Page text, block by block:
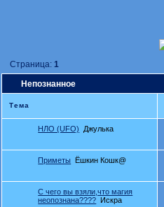
Непознанное
Страница: 1
Тема
НЛО (UFO) Джулька
Приметы Ёшкин Кошк@
С чего вы взяли,что магия
неопознана???? Искра